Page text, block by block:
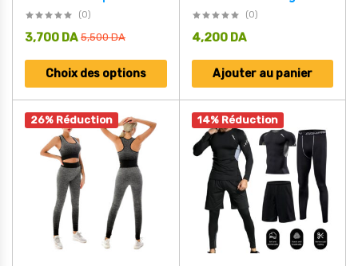
(0)
5,500DA
3,700 DA
Choix des options
(0)
4,200 DA
Ajouter au panier
26% Réduction 14% Réduction